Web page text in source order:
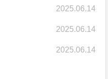
2025.06.14
2025.06.14
2025.06.14